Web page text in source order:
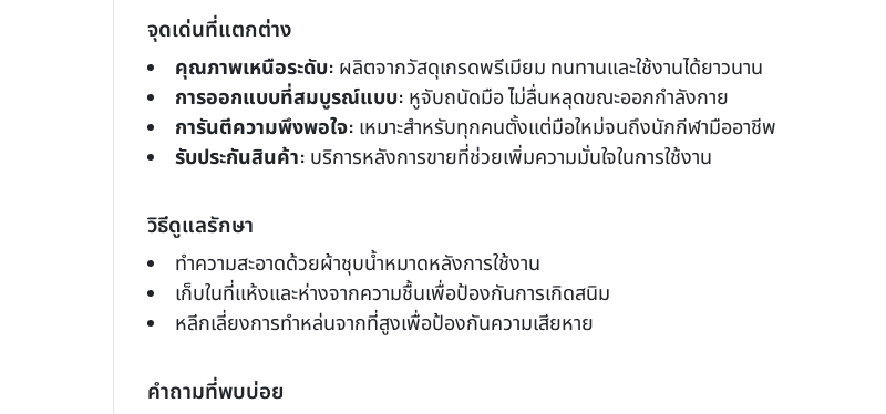
จุดเด่นที่แตกต่าง
คุณภาพเหนือระดับ: ผลิตจากวัสดุเกรดพรีเมียม ทนทานและใช้งานได้ยาวนาน
การออกแบบที่สมบูรณ์แบบ: หูจับถนัดมือ ไม่ลื่นหลุดขณะออกกำลังกาย
การันตีความพึงพอใจ: เหมาะสำหรับทุกคนตั้งแต่มือใหม่จนถึงนักกีฬามืออาชีพ
รับประกันสินค้า: บริการหลังการขายที่ช่วยเพิ่มความมั่นใจในการใช้งาน
วิธีดูแลรักษา
ทำความสะอาดด้วยผ้าชุบน้ำหมาดหลังการใช้งาน
เก็บในที่แห้งและห่างจากความชื้นเพื่อป้องกันการเกิดสนิม
หลีกเลี่ยงการทำหล่นจากที่สูงเพื่อป้องกันความเสียหาย
คำถามที่พบบ่อย